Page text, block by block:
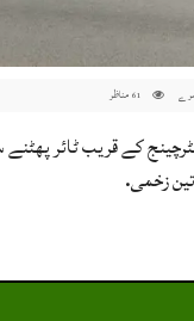
61 مناظر
کے قریب ٹائر
زخمی.